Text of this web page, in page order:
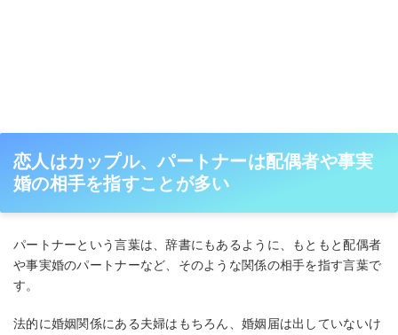
恋人はカップル、パートナーは配偶者や事実
婚の相手を指すことが多い
パートナーという言葉は、辞書にもあるように、もともと配偶者
や事実婚のパートナーなど、そのような関係の相手を指す言葉で
す。
法的に婚姻関係にある夫婦はもちろん、婚姻届は出していないけ